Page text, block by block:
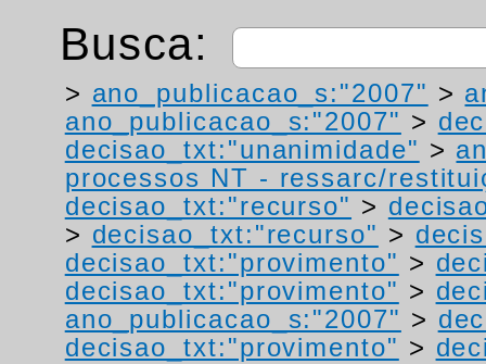
Busca:
> ano_publicacao_s:"2007" >
ano_publicacao_s:"2007" >
decisao_txt:"unanimidade" >
processos NT - ressarc/
decisao_txt:"recurso" >
> decisao_txt:"recurso" >
decisao_txt:"provimento" >
decisao_txt:"provimento" >
ano_publicacao_s:"2007" >
decisao_txt:"provimento" >